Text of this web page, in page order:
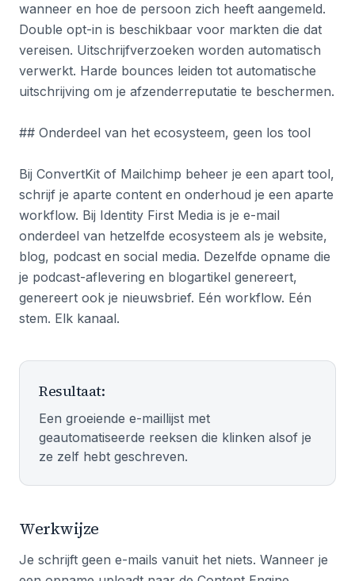
wanneer en hoe de persoon zich heeft aangemeld.
Double opt-in is beschikbaar voor markten die dat
vereisen. Uitschrijfverzoeken worden automatisch
verwerkt. Harde bounces leiden tot automatische
uitschrijving om je afzenderreputatie te beschermen.
## Onderdeel van het ecosysteem, geen los tool
Bij ConvertKit of Mailchimp beheer je een apart tool,
schrijf je aparte content en onderhoud je een aparte
workflow. Bij Identity First Media is je e-mail
onderdeel van hetzelfde ecosysteem als je website,
blog, podcast en social media. Dezelfde opname die
je podcast-aflevering en blogartikel genereert,
genereert ook je nieuwsbrief. Eén workflow. Eén
stem. Elk kanaal.
Resultaat:
Een groeiende e-maillijst met
geautomatiseerde reeksen die klinken alsof je
ze zelf hebt geschreven.
Werkwijze
Je schrijft geen e-mails vanuit het niets. Wanneer je